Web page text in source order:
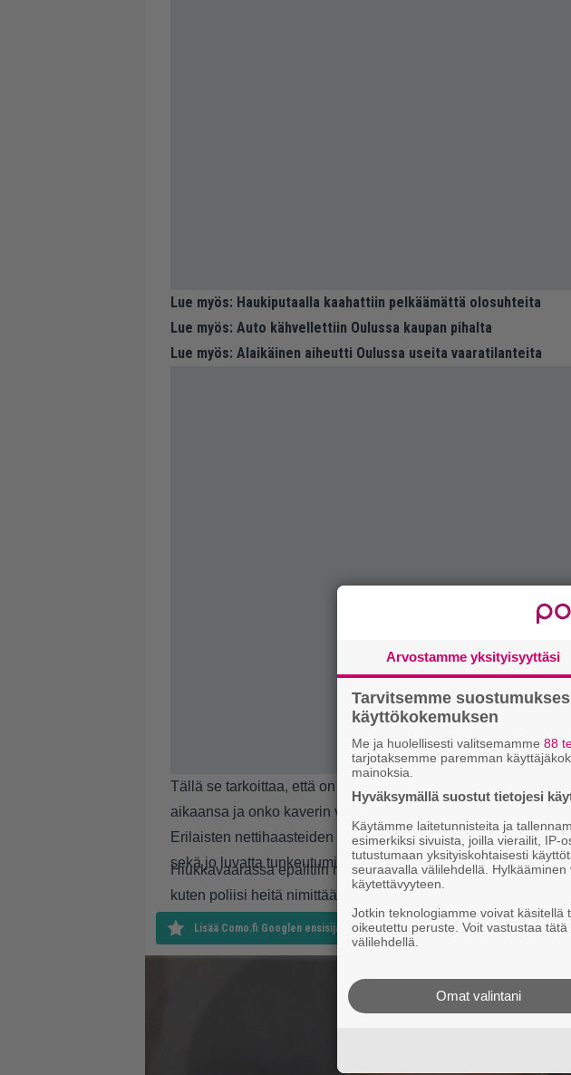
Lue myös: Haukiputaalla kaahattiin pelkäämättä olosuhteita
Lue myös: Auto kähvellettiin Oulussa kaupan pihalta
Lue myös: Alaikäinen aiheutti Oulussa useita vaaratilanteita
Tällä se tarkoittaa, että on syytä varmistua, missä lapsi
aikaansa ja onko kaverin vanhemmilla kotiväkeä kotona.
Erilaisten nettihaasteiden suorittamisessa voi sattua
sekä jo luvatta tunkeutuminen asumattomiin rakennuksiinkin
Hiukkavaarassa epäiltiin murtoa, mutta kyseessä olivatkin
kuten poliisi heitä nimittää.
Lisää Como.fi Googlen ensisijaiseksi lähteeksi
Arvostamme yksityisyyttäsi
Tarvitsemme
käyttökokemuksen
Me ja huolellisesti valitsemamme 88
tarjotaksemme paremman
mainoksia.
Hyväksymällä suostut tietojesi
Käytämme laitetunnisteita ja
esimerkiksi sivuista, joilla vierailit, IP-
tutustumaan yksityiskohtaisesti
seuraavalla välilehdellä.
käytettävyyteen.
Jotkin teknologiamme voivat käsitellä
oikeutettu peruste. Voit vastustaa
välilehdellä.
Omat valintani